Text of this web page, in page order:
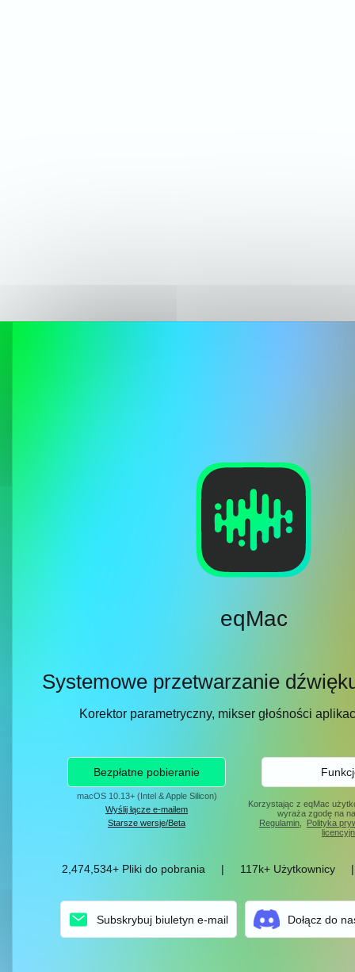
eqMac
Systemowe przetwarzanie
Korektor parametryczny, mikser głośności
Bezpłatne pobieranie
macOS 10.13+ (Intel & Apple Silicon)
Wyślij łącze e-mailem
Starsze wersje/Beta
Korzystając z eqMac
wyraża zgodę na
Regulamin
Polityka
2,474,534+ Pliki do pobrania | 117k+ Użytkownicy |
Subskrybuj biuletyn e-mail Dołącz do